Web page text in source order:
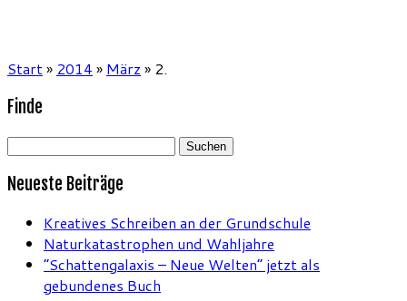
Start» 2014 » März » 2.
Finde
Suchen
Neueste Beiträge
Kreatives Schreiben an der Grundschule
Naturkatastrophen und Wahljahre
“Schattengalaxis – Neue Welten” jetzt als
gebundenes Buch